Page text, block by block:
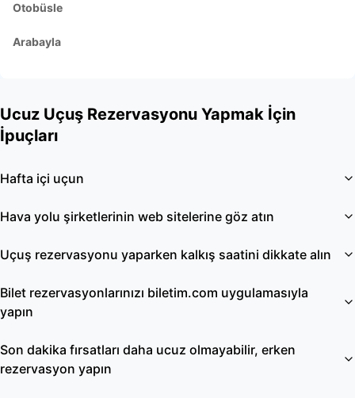
Otobüsle
Arabayla
Ucuz Uçuş Rezervasyonu Yapmak İçin
İpuçları
Hafta içi uçun
Hava yolu şirketlerinin web sitelerine göz atın
Uçuş rezervasyonu yaparken kalkış saatini dikkate alın
Bilet rezervasyonlarınızı biletim.com uygulamasıyla
yapın
Son dakika fırsatları daha ucuz olmayabilir, erken
rezervasyon yapın